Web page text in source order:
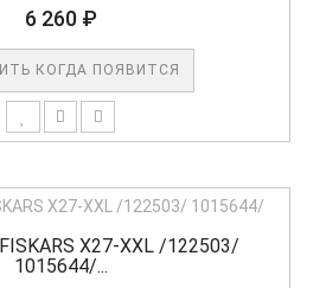
6 260 ₽
КОГДА ПОЯВИТСЯ
X27-XXL /122503/
1015644/...